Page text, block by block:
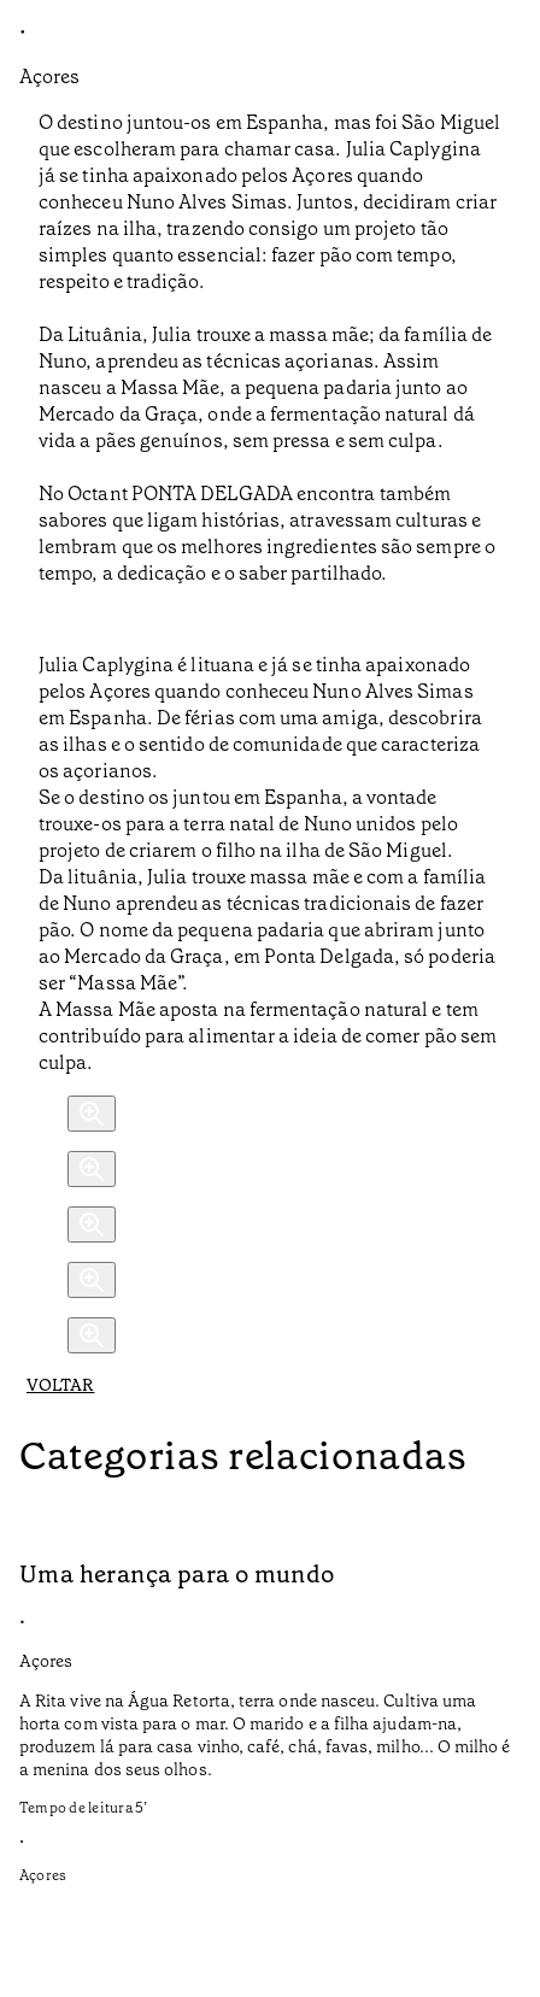
•
Açores
O destino juntou-os em Espanha, mas foi São Miguel
que escolheram para chamar casa. Julia Caplygina
já se tinha apaixonado pelos Açores quando
conheceu Nuno Alves Simas. Juntos, decidiram criar
raízes na ilha, trazendo consigo um projeto tão
simples quanto essencial: fazer pão com tempo,
respeito e tradição.
Da Lituânia, Julia trouxe a massa mãe; da família de
Nuno, aprendeu as técnicas açorianas. Assim
nasceu a Massa Mãe, a pequena padaria junto ao
Mercado da Graça, onde a fermentação natural dá
vida a pães genuínos, sem pressa e sem culpa.
No Octant PONTA DELGADA encontra também
sabores que ligam histórias, atravessam culturas e
lembram que os melhores ingredientes são sempre o
tempo, a dedicação e o saber partilhado.
Julia Caplygina é lituana e já se tinha apaixonado
pelos Açores quando conheceu Nuno Alves Simas
em Espanha. De férias com uma amiga, descobrira
as ilhas e o sentido de comunidade que caracteriza
os açorianos.
Se o destino os juntou em Espanha, a vontade
trouxe-os para a terra natal de Nuno unidos pelo
projeto de criarem o filho na ilha de São Miguel.
Da lituânia, Julia trouxe massa mãe e com a família
de Nuno aprendeu as técnicas tradicionais de fazer
pão. O nome da pequena padaria que abriram junto
ao Mercado da Graça, em Ponta Delgada, só poderia
ser “Massa Mãe”.
A Massa Mãe aposta na fermentação natural e tem
contribuído para alimentar a ideia de comer pão sem
culpa.
VOLTAR
Categorias relacionadas
Uma herança para o mundo
•
Açores
A Rita vive na Água Retorta, terra onde nasceu. Cultiva uma
horta com vista para o mar. O marido e a filha ajudam-na,
produzem lá para casa vinho, café, chá, favas, milho... O milho é
a menina dos seus olhos.
Tempo de leitura5’
•
Açores